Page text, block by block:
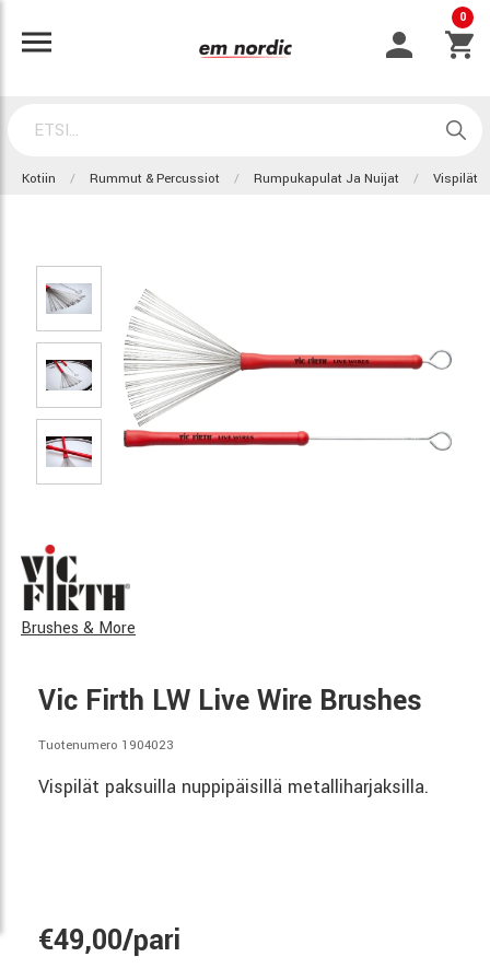
0
Kotiin Rummut & Percussiot Rumpukapulat Ja Nuijat Vispilät
Brushes & More
Vic Firth LW Live Wire Brushes
Tuotenumero 1904023
Vispilät paksuilla nuppipäisillä metalliharjaksilla.
€49,00/pari